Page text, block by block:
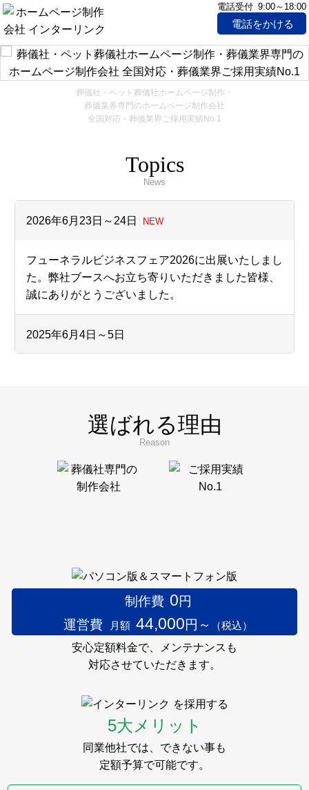
電話受付 9:00～18:00
電話をかける
葬儀社・ペット葬儀社ホームページ制作・
葬儀業界専門のホームページ制作会社
全国対応・葬儀業界ご採用実績No.1
Topics
News
2026年6月23日～24日 NEW
フューネラルビジネスフェア2026に出展いたしまし
た。 弊社ブースへお立ち寄りいただきました皆様、
誠にありがとうございました。
2025年6月4日～5日
第12回「着想は眠らない」展のインターリンク賞
インターリンクは、9月28日～10月20日の土日に
Gallery 忘我亭で開催される第12回「着想は眠らな
い」展を今年もサポートします。
2024年5月29日～30日
フューネラルビジネスフェア2024に出展いたしまし
弊社ブースへお立ち寄りいただきました皆様、
誠にありがとうございました。
2023年10月23日
選ばれる理由
Reason
制作費 0円
運営費
月額 44,000円～
（税込）
安心定額料金で、メンテナンスも
対応させていただきます。
を採用する
5大メリット
同業他社では、できない事も
定額予算で可能です。